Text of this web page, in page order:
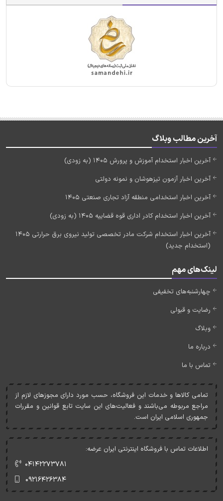
آخرین مطالب وبلاگ
آخرین اخبار استخدام آموزش و پرورش 1405 (به زودی)
آخرین اخبار آزمون تیزهوشان و نمونه دولتی
آخرین اخبار استخدامی منطقه آزاد تجاری صنعتی 1405
آخرین اخبار استخدام کادر اداری قوه قضاییه 1405 (به زودی)
آخرین اخبار استخدام شرکت مادر تخصصی تولید نیروی برق حرارتی 1405
(استخدام جدید)
لینک‌های مهم
چهارشنبه‌های تخفیفی
رضایت و قبولی
وبلاگ
درباره ما
تماس با ما
تمامی کالاها و خدمات اين فروشگاه، حسب مورد دارای مجوزهای لازم از
مراجع مربوطه می‌باشند و فعاليت‌های اين سايت تابع قوانين و مقررات
جمهوری اسلامی ايران است.
اطلاعات تماس با فروشگاه اینترنتی ایران عرضه:
۰۴۱۴۲۲۷۳۷۸۱
۰۹۲۱۶۴۲۶۳۸۴